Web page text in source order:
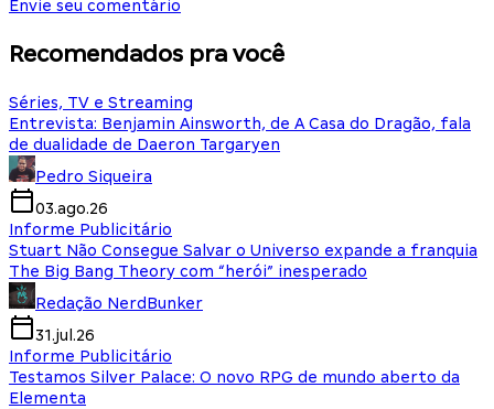
Envie seu comentário
Recomendados pra você
Séries, TV e Streaming
Entrevista: Benjamin Ainsworth, de A Casa do Dragão, fala
de dualidade de Daeron Targaryen
Pedro Siqueira
03.ago.26
Informe Publicitário
Stuart Não Consegue Salvar o Universo expande a franquia
The Big Bang Theory com “herói” inesperado
Redação NerdBunker
31.jul.26
Informe Publicitário
Testamos Silver Palace: O novo RPG de mundo aberto da
Elementa